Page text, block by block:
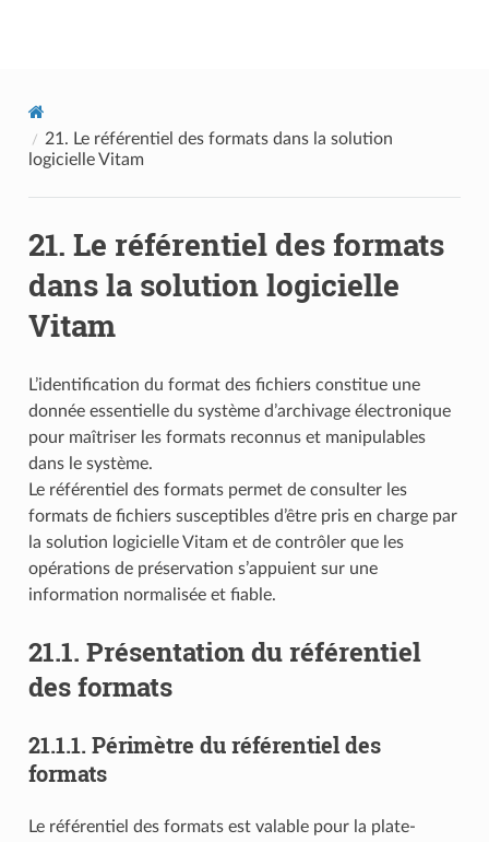
21. Le référentiel des formats dans la solution
logicielle Vitam
21. Le référentiel des formats
dans la solution logicielle
Vitam
L’identification du format des fichiers constitue une
donnée essentielle du système d’archivage électronique
pour maîtriser les formats reconnus et manipulables
dans le système.
Le référentiel des formats permet de consulter les
formats de fichiers susceptibles d’être pris en charge par
la solution logicielle Vitam et de contrôler que les
opérations de préservation s’appuient sur une
information normalisée et fiable.
21.1. Présentation du référentiel
des formats
21.1.1. Périmètre du référentiel des
formats
Le référentiel des formats est valable pour la plate-